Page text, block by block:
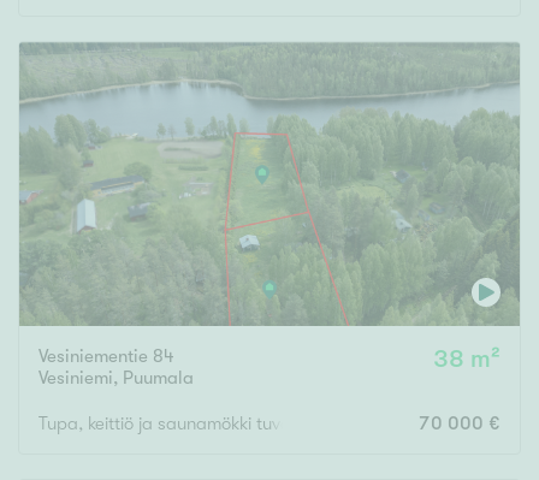
Vesiniementie 84
Vesiniemi, Puumala
38 m²
Tupa, keittiö ja saunamökki tuvalla 70 000 €